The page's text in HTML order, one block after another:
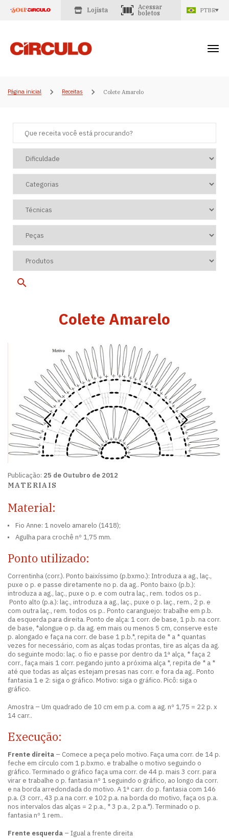
Lojista
Acessar
boletos
PTBR
Página inicial Receitas Colete Amarelo
Colete Amarelo
Publicação: 25 de Outubro de 2012
MATERIAIS
Material:
Fio Anne: 1 novelo amarelo (1418);
Agulha para crochê nº 1,75 mm.
Ponto utilizado:
Correntinha (corr.). Ponto baixíssimo (p.bxmo.): Introduza a ag., laç.,
puxe o p. e passe diretamente no p. da ag.. Ponto baixo (p.b.):
introduza a ag., laç., puxe o p. e com outra laç., rem. todos os p..
Ponto alto (p.a.): laç., introduza a ag., laç., puxe o p. laç., rem., 2 p. e
com outra laç., rem. todos os p.. Ponto caranguejo: trabalhe em p.b.
da esquerda para direita. Ponto de alça: 1 corr. de base, 1 p.b. na corr.
de base, *alongue o p. da ag. em mais ou menos 5 cm, conserve este
p. alongado e faça na corr. de base 1 p.b.*, repita de * a * quantas
vezes for necessário, com as alças todas prontas, tire as alças da ag.
do seguinte modo: laç. o fio e passe por dentro da 1ª alça, * faça 2
corr., faça mais 1 corr. pegando junto a próxima alça *, repita de * a *
até que todas as alças estejam presas nas corr. e fora da ag.. Ponto
fantasia 1 e 2: siga o gráfico. Motivo: siga o gráfico. Picô: siga o
gráfico.
Amostra – Um quadrado de 10 cm em p.a. com a ag. nº 1,75 = 22 p. x
14 carr..
Execução:
Frente direita – Comece a peça pelo motivo. Faça uma corr. de 14 p.
feche em círculo com 1 p.bxmo. e trabalhe o motivo seguindo o
gráfico. Terminado o gráfico faça uma corr. de 44 p. mais 3 corr. para
virar e trabalhe o p. fantasia nº 1 seguindo o gráfico, ao longo da corr.
e na borda arredondada do motivo. A 1ª carr. do p. fantasia com 146
p.a. (3 corr., 43 p.a na corr. e 102 p.a. na borda do motivo, faça os p.a.
nos intervalos das alças = 2 p.a., * 3 p.a., 2 p.a.*). Terminado o p.
fantasia nº 1 rem..
Frente esquerda – Igual a frente direita